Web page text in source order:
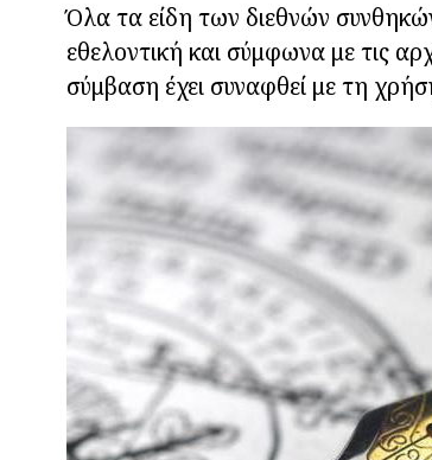
Όλα τα είδη των διεθνών
εθελοντική και σύμφωνα με τις
σύμβαση έχει συναφθεί με τη